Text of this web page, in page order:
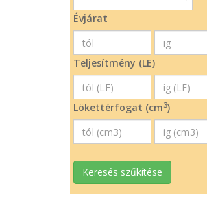
Évjárat
Teljesítmény (LE)
Lökettérfogat (cm3)
Keresés szűkítése